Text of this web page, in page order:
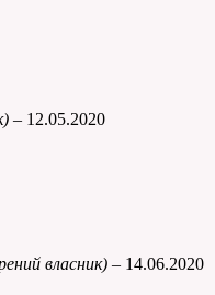
– 12.05.2020
власник) – 14.06.2020